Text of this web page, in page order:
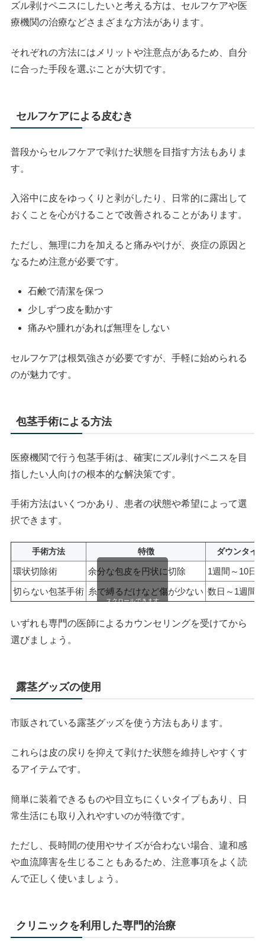
ズル剥けペニスにしたいと考える方は、セルフケアや医
療機関の治療などさまざまな方法があります。
それぞれの方法にはメリットや注意点があるため、自分
に合った手段を選ぶことが大切です。
セルフケアによる皮むき
普段からセルフケアで剥けた状態を目指す方法もありま
す。
入浴中に皮をゆっくりと剥がしたり、日常的に露出して
おくことを心がけることで改善されることがあります。
ただし、無理に力を加えると痛みやけが、炎症の原因と
なるため注意が必要です。
石鹸で清潔を保つ
少しずつ皮を動かす
痛みや腫れがあれば無理をしない
セルフケアは根気強さが必要ですが、手軽に始められる
のが魅力です。
包茎手術による方法
医療機関で行う包茎手術は、確実にズル剥けペニスを目
指したい人向けの根本的な解決策です。
手術方法はいくつかあり、患者の状態や希望によって選
択できます。
手術方法 特徴 ダウンタイ
環状切除術 余分な包皮を円状に切除
1週間～10日
切らない包茎手術 糸で縛るだけなど傷が少ない 数日～1週間
スクロールできます
いずれも専門の医師によるカウンセリングを受けてから
選びましょう。
露茎グッズの使用
市販されている露茎グッズを使う方法もあります。
これらは皮の戻りを抑えて剥けた状態を維持しやすくす
るアイテムです。
簡単に装着できるものや目立ちにくいタイプもあり、日
常生活にも取り入れやすいのが特徴です。
ただし、長時間の使用やサイズが合わない場合、違和感
や血流障害を生じることもあるため、注意事項をよく読
んで正しく使いましょう。
クリニックを利用した専門的治療